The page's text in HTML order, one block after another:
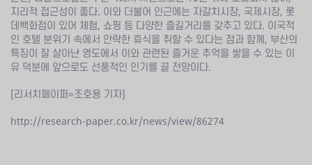
지리적 접근성이 좋다. 이와 더불어 인근에는 자갈치시장, 국제시장, 롯
데백화점이 있어 체험, 쇼핑 등 다양한 즐길거리를 갖추고 있다. 이국적
인 호텔 분위기 속에서 안락한 휴식을 취할 수 있다는 점과 함께, 부산의
특징이 잘 살아난 영도에서 이와 관련된 즐거운 추억을 쌓을 수 있는 이
유 덕분에 앞으로도 선풍적인 인기를 끌 전망이다.
[리서치페이퍼=조호용 기자]
http://research-paper.co.kr/news/view/86274